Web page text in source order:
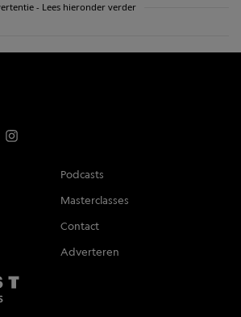
- Lees hieronder verder
Podcasts
Masterclasses
Contact
Adverteren